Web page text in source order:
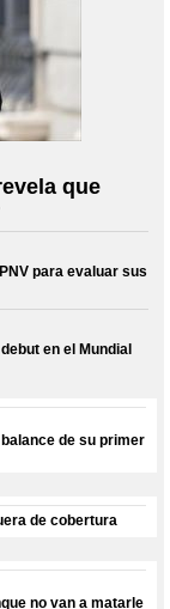
que
para evaluar sus
en el Mundial
de su primer
de cobertura
no van a matarle